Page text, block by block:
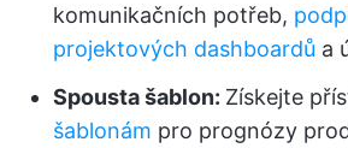
komunikačních potřeb,
projektových dashboardů a
Spousta šablon: Získejte
šablonám pro prognózy